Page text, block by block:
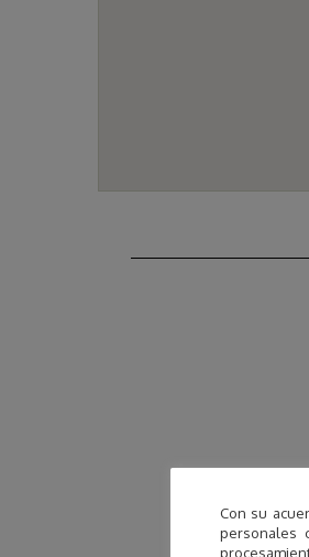
Con su
personales